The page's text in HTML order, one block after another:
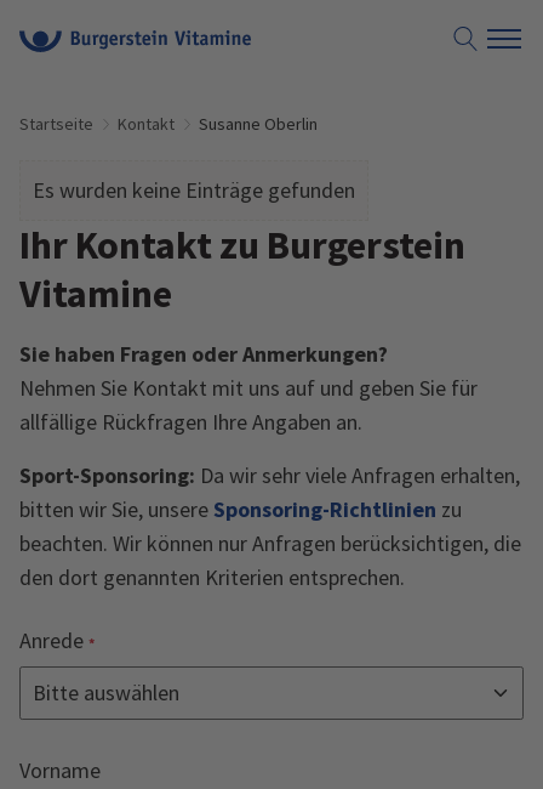
Suche
Startseite Kontakt Susanne Oberlin
Es wurden keine Einträge gefunden
Ihr Kontakt zu Burgerstein
Vitamine
Sie haben Fragen oder Anmerkungen?
Nehmen Sie Kontakt mit uns auf und geben Sie für
allfällige Rückfragen Ihre Angaben an.
Sport-Sponsoring: Da wir sehr viele Anfragen erhalten,
bitten wir Sie, unsere Sponsoring-Richtlinien zu
beachten. Wir können nur Anfragen berücksichtigen, die
den dort genannten Kriterien entsprechen.
Anrede
Vorname